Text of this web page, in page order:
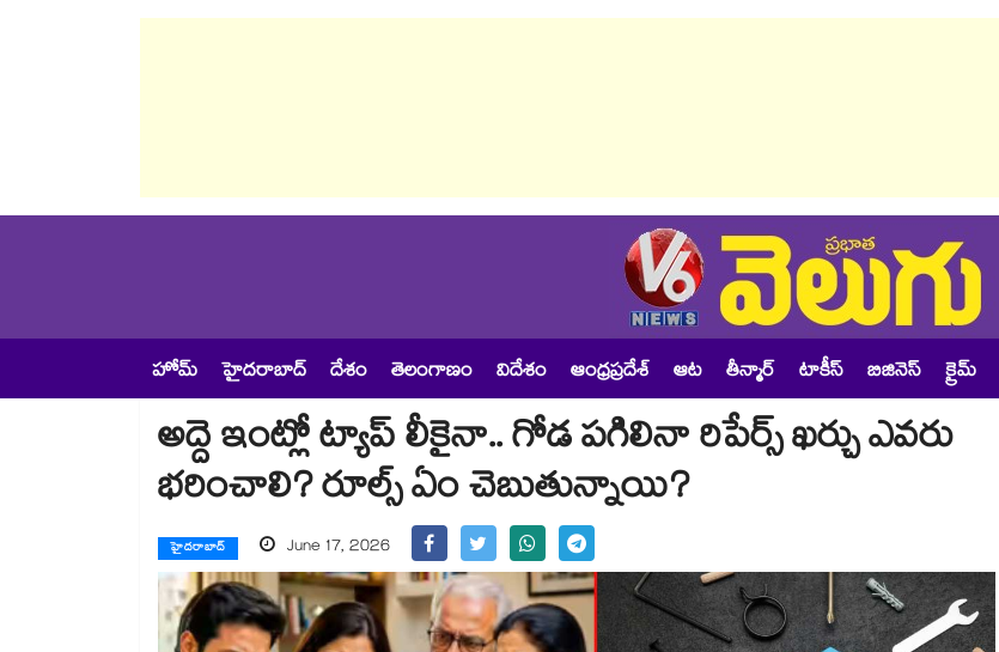
హోమ్ హైదరాబాద్ దేశం తెలంగాణం విదేశం ఆంధ్రప్రదేశ్ ఆట తీన్మార్ టాకీస్ బిజినెస్ క్రైమ్
అద్దె ఇంట్లో ట్యాప్ లీకైనా.. గోడ పగిలినా రిపేర్స్ ఖర్చు ఎవరు
భరించాలి? రూల్స్ ఏం చెబుతున్నాయి?
హైదరాబాద్ June 17, 2026